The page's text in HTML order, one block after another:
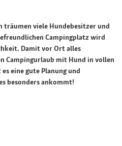
träumen viele Hundebesitzer und
Campingplatz wird
Damit vor Ort alles
Campingurlaub mit Hund in vollen
eine gute Planung und
besonders ankommt!